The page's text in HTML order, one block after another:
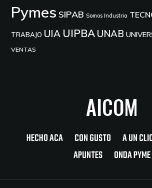
Pymes SIPAB Somos Industria
TRABAJO UIA UIPBA UNAB
VENTAS
AICOM
HECHO ACA CON GUSTO A UN
APUNTES
ONDA PYME